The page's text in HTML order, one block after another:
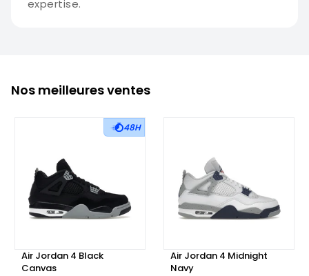
expertise.
Nos meilleures ventes
48H
Air Jordan 4 Black
Canvas
Air Jordan 4 Midnight
Navy